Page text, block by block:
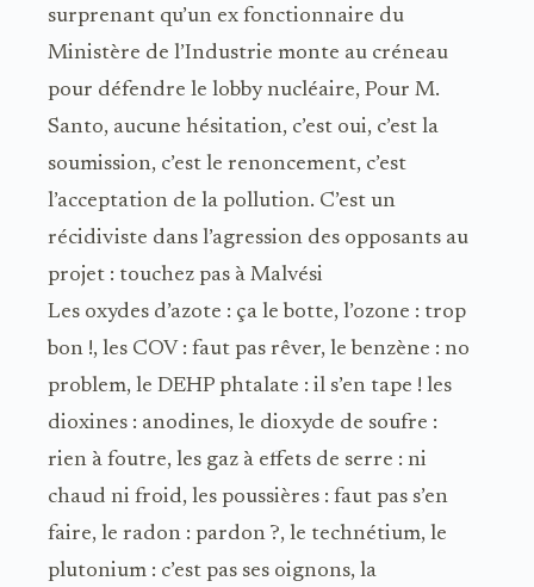
surprenant qu’un ex fonctionnaire du
Ministère de l’Industrie monte au créneau
pour défendre le lobby nucléaire, Pour M.
Santo, aucune hésitation, c’est oui, c’est la
soumission, c’est le renoncement, c’est
l’acceptation de la pollution. C’est un
récidiviste dans l’agression des opposants au
projet : touchez pas à Malvési
Les oxydes d’azote : ça le botte, l’ozone : trop
bon !, les COV : faut pas rêver, le benzène : no
problem, le DEHP phtalate : il s’en tape ! les
dioxines : anodines, le dioxyde de soufre :
rien à foutre, les gaz à effets de serre : ni
chaud ni froid, les poussières : faut pas s’en
faire, le radon : pardon ?, le technétium, le
plutonium : c’est pas ses oignons, la